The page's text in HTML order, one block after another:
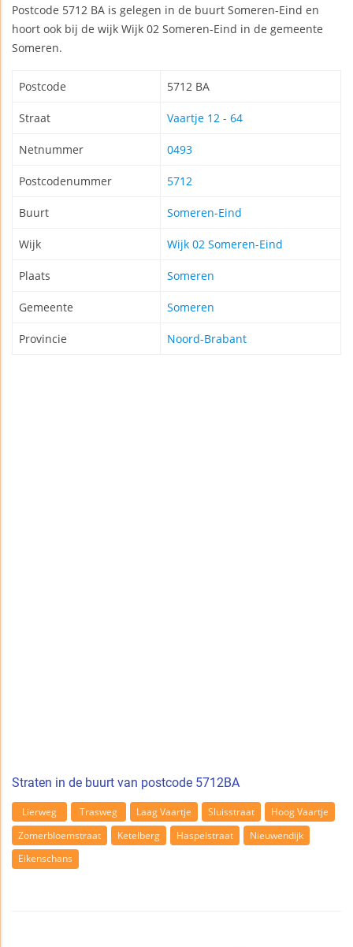
Postcode 5712 BA is gelegen in de buurt Someren-Eind en
hoort ook bij de wijk Wijk 02 Someren-Eind in de gemeente
Someren.
Postcode 5712 BA
Straat Vaartje 12 - 64
Netnummer 0493
Postcodenummer 5712
Buurt Someren-Eind
Wijk Wijk 02 Someren-Eind
Plaats Someren
Gemeente Someren
Provincie Noord-Brabant
Straten in de buurt van postcode 5712BA
Lierweg Trasweg Laag Vaartje Sluisstraat
Hoog Vaartje
Zomerbloemstraat
Ketelberg Haspelstraat
Nieuwendijk
Eikenschans